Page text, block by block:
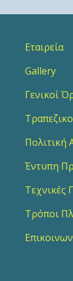
Εταιρεία
Gallery
Γενικοί
Πολιτική
Έντυπη
Τεχνικές
Τρόποι